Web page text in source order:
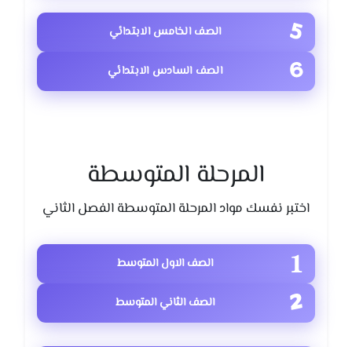
الصف الخامس الابتدائي
الصف السادس الابتدائي
المرحلة المتوسطة
اختبر نفسك مواد المرحلة المتوسطة الفصل الثاني
الصف الاول المتوسط
الصف الثاني المتوسط